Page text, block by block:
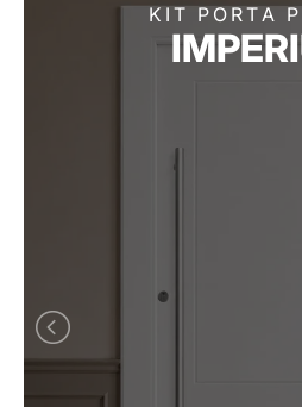
KIT PORTA